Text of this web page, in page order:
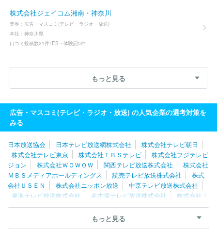
株式会社ジェイコム湘南・神奈川
業界： 広告・マスコミ(テレビ・ラジオ・放送)
本社： 神奈川県
口コミ投稿数21件 ES・体験記0件
もっと見る
広告・マスコミ(テレビ・ラジオ・放送) の人気企業の選考対策を
みる
日本放送協会 日本テレビ放送網株式会社
株式会社テレビ朝日
株式会社テレビ東京
株式会社ＴＢＳテレビ
株式会社フジテレビ
ジョン
株式会社ＷＯＷＯＷ 関西テレビ放送株式会社
株式会社
ＭＢＳメディアホールディングス
読売テレビ放送株式会社
株式
会社ＵＳＥＮ
株式会社ニッポン放送
中京テレビ放送株式会社
東海テレビ放送株式会社
名古屋テレビ放送株式会社
株式会社Ｔ
ＢＳスパークル
スカパーＪＳＡＴ株式会社
テレビ大阪株式会社
株式会社テレビ西日本
株式会社文化放
送
もっと見る